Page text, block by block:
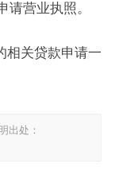
请营业执照。
相关贷款申请一
出处：